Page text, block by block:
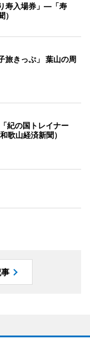
寿入場券」―「寿
旅きっぷ」 葉山の周
紀の国トレイナー
歌山経済新聞）